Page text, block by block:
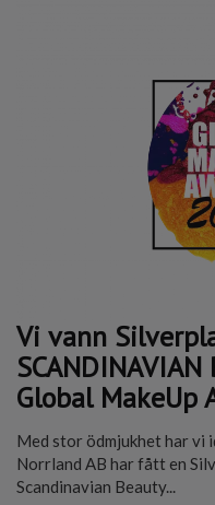
Vi vann
SCANDINAVIAN
Global MakeUp
Med stor ödmjukhet har
Norrland AB har fått en
Scandinavian Beauty...